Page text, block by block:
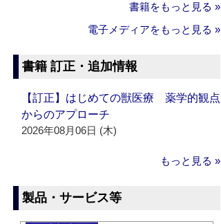
書籍をもっと見る »
電子メディアをもっと見る »
書籍 訂正・追加情報
【訂正】はじめての獣医療 薬学的観点
からのアプローチ
2026年08月06日 (木)
もっと見る »
製品・サービス等